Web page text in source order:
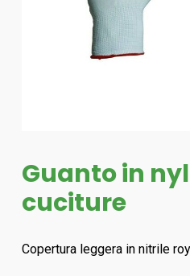
Guanto in
cuciture
Copertura leggera in nitrile